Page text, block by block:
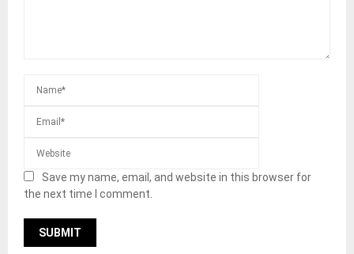
Save my name, email, and website in this browser for
the next time I comment.